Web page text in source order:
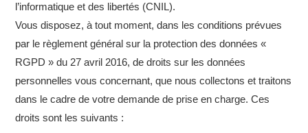
l’informatique et des libertés (CNIL).
Vous disposez, à tout moment, dans les conditions prévues
par le règlement général sur la protection des données «
RGPD » du 27 avril 2016, de droits sur les données
personnelles vous concernant, que nous collectons et traitons
dans le cadre de votre demande de prise en charge. Ces
droits sont les suivants :